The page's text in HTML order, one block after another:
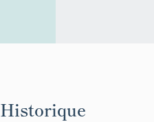
Historique